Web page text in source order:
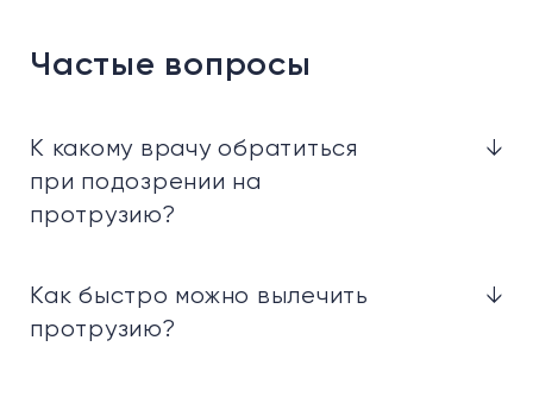
Частые вопросы
К какому врачу обратиться
при подозрении на
протрузию?
↓
Как быстро можно вылечить
протрузию?
↓